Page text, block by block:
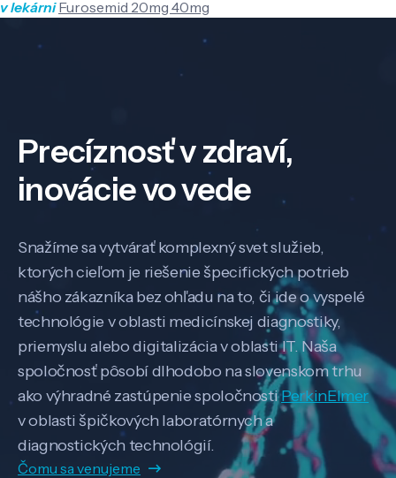
v lekárni Furosemid 20mg 40mg
Precíznosť v zdraví,
inovácie vo vede
Snažíme sa vytvárať komplexný svet služieb,
ktorých cieľom je riešenie špecifických potrieb
nášho zákazníka bez ohľadu na to, či ide o vyspelé
technológie v oblasti medicínskej diagnostiky,
priemyslu alebo digitalizácia v oblasti IT. Naša
spoločnosť pôsobí dlhodobo na slovenskom trhu
ako výhradné zastúpenie spoločnostiPerkinElmer
v oblasti špičkových laboratórnych a
diagnostických technológií.
Čomu sa venujeme